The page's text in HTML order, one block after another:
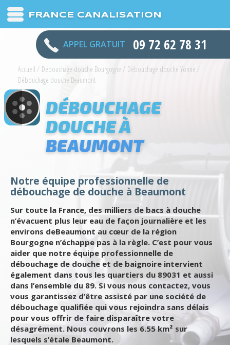
FRANCE CANALISATION
APPEL GRATUIT 09 72 62 78 31
Accueil / Débouchage douche Bourgogne / Débouchage douche Yonne /
Débouchage douche Beaumont
DÉBOUCHAGE
DOUCHE À
BEAUMONT
Notre équipe professionnelle de
débouchage de douche à Beaumont
Sur toute la France, des milliers de bacs à douche
n’évacuent plus leur eau de façon journalière et les
environs deBeaumont au cœur de la région
Bourgogne n’échappe pas à la règle. C’est pour vous
aider que notre équipe professionnelle de
débouchage de douche et de baignoire intervient
également dans tous les quartiers du 89031 et aussi
dans l’ensemble du 89. Si vous nous contactez, vous
vous garantissez d’être assisté par une société de
débouchage qualifiée qui vous rejoindra sans délais
pour vous offrir de faire disparaître votre
désagrément. Nous couvrons les 6.55 km² sur
lesquels s’étale Beaumont.